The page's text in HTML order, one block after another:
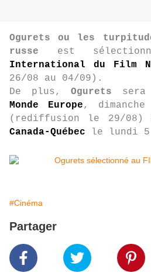
Ogurets ou les
russe est
International du Film
26/08 au 04/09).
De plus,Ogurets
Monde Europe,
(rediffusion le 29/
Canada-Québec le lundi 5
#Cinéma
Partager